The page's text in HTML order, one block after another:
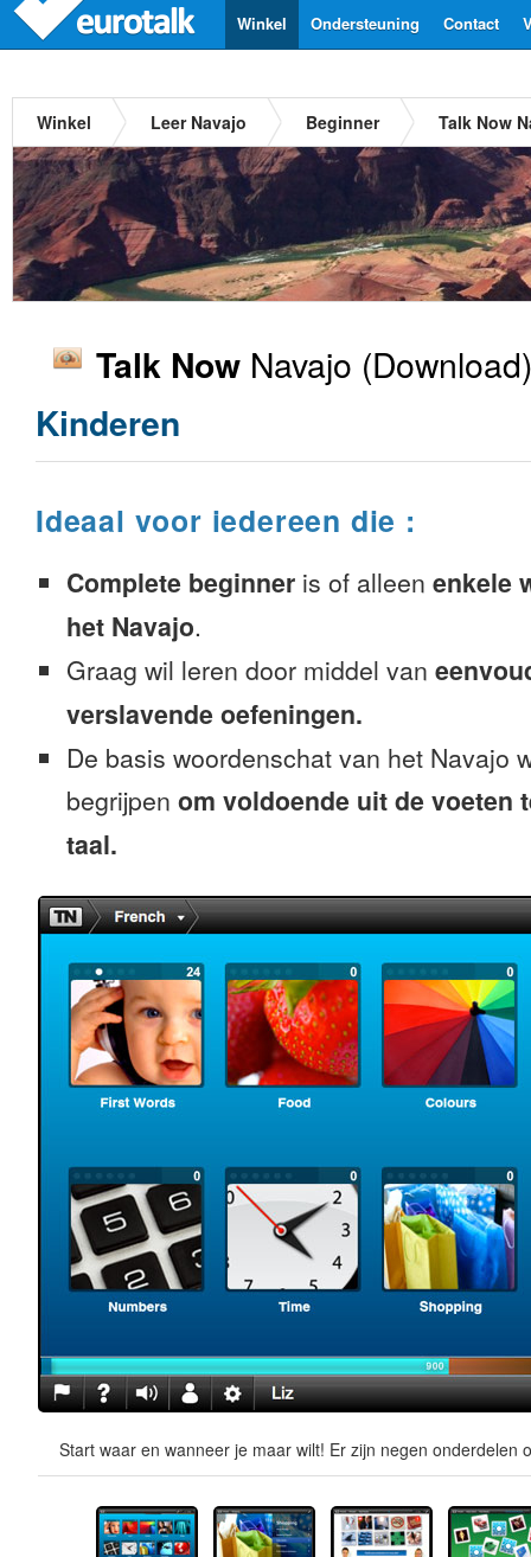
Contact
Ondersteuning
Winkel
Winkel Leer Navajo Beginner Talk Now
Talk Now Navajo
Kinderen
Ideaal voor iedereen die :
Complete beginner is of alleen enkele
het Navajo.
Graag wil leren door middel van
verslavende oefeningen.
De basis woordenschat van het Navajo
begrijpen om voldoende uit de voeten
taal.
Start waar en wanneer je maar wilt! Er zijn negen onderdelen